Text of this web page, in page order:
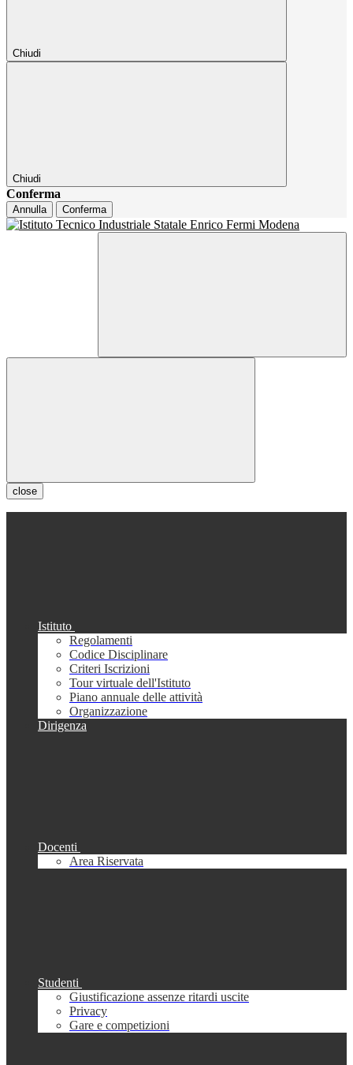
Chiudi
Chiudi
Conferma
Annulla Conferma
close
Istituto
Regolamenti
Codice Disciplinare
Criteri Iscrizioni
Tour virtuale dell'Istituto
Piano annuale delle attività
Organizzazione
Dirigenza
Docenti
Area Riservata
Studenti
Giustificazione assenze ritardi uscite
Privacy
Gare e competizioni